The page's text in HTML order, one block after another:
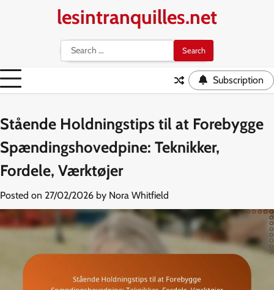
lesintranquilles.net
Search
for:
Subscription
Stående Holdningstips til at Forebygge
Spændingshovedpine: Teknikker,
Fordele, Værktøjer
Posted on 27/02/2026 by Nora Whitfield